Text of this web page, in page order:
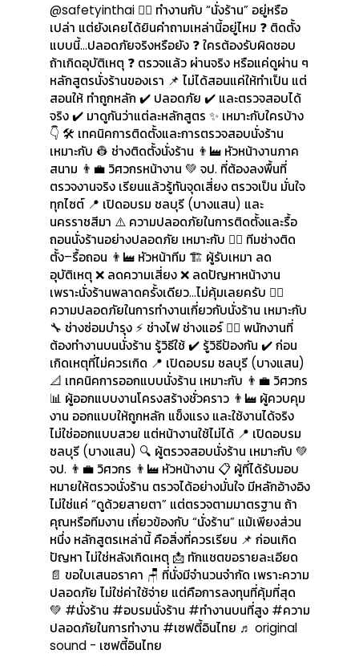
👷‍♀
@safetyinthai👷‍♂️ ทำงานกับ “นั่งร้าน” อยู่หรือ
เปล่า แต่ยังเคยได้ยินคำถามเหล่านี้อยู่ไหม ❓ ติดตั้ง
แบบนี้…ปลอดภัยจริงหรือยัง ❓ ใครต้องรับผิดชอบ
ถ้าเกิดอุบัติเหตุ ❓ ตรวจแล้ว ผ่านจริง หรือแค่ดูผ่าน ๆ
หลักสูตรนั่งร้านของเรา 📌 ไม่ได้สอนแค่ให้ทำเป็น แต่
สอนให้ ทำถูกหลัก ✔️ ปลอดภัย ✔️ และตรวจสอบได้
จริง ✔️ มาดูกันว่าแต่ละหลักสูตร ✨ เหมาะกับใครบ้าง
👇 🛠️ เทคนิคการติดตั้งและการตรวจสอบนั่งร้าน
เหมาะกับ 👷 ช่างติดตั้งนั่งร้าน 👨‍🏭 หัวหน้างานภาค
สนาม 👨‍💼 วิศวกรหน้างาน 💚 จป. ที่ต้องลงพื้นที่
ตรวจงานจริง เรียนแล้วรู้ทันจุดเสี่ยง ตรวจเป็น มั่นใจ
ทุกไซต์ 📍 เปิดอบรม ชลบุรี (บางแสน) และ
นครราชสีมา ⚠️ ความปลอดภัยในการติดตั้งและรื้อ
ถอนนั่งร้านอย่างปลอดภัย เหมาะกับ 👷‍♂️ ทีมช่างติด
ตั้ง–รื้อถอน 👨‍🏭 หัวหน้าทีม 🏗️ ผู้รับเหมา ลด
อุบัติเหตุ ❌ ลดความเสี่ยง ❌ ลดปัญหาหน้างาน
เพราะนั่งร้านพลาดครั้งเดียว…ไม่คุ้มเลยครับ 🧗‍♂️
ความปลอดภัยในการทำงานเกี่ยวกับนั่งร้าน เหมาะกับ
🔧 ช่างซ่อมบำรุง ⚡ ช่างไฟ ช่างแอร์ 👷‍♀️ พนักงานที่
ต้องทำงานบนนั่งร้าน รู้วิธีใช้ ✔️ รู้วิธีป้องกัน ✔️ ก่อน
เกิดเหตุที่ไม่ควรเกิด 📍 เปิดอบรม ชลบุรี (บางแสน)
📐 เทคนิคการออกแบบนั่งร้าน เหมาะกับ 👨‍💼 วิศวกร
📊 ผู้ออกแบบงานโครงสร้างชั่วคราว 👨‍🏭 ผู้ควบคุม
งาน ออกแบบให้ถูกหลัก แข็งแรง และใช้งานได้จริง
ไม่ใช่ออกแบบสวย แต่หน้างานใช้ไม่ได้ 📍 เปิดอบรม
ชลบุรี (บางแสน) 🔍 ผู้ตรวจสอบนั่งร้าน เหมาะกับ 💚
จป. 👨‍💼 วิศวกร 👨‍🏭 หัวหน้างาน 📋 ผู้ที่ได้รับมอบ
หมายให้ตรวจนั่งร้าน ตรวจได้อย่างมั่นใจ มีหลักอ้างอิง
ไม่ใช่แค่ “ดูด้วยสายตา” แต่ตรวจตามมาตรฐาน ถ้า
คุณหรือทีมงาน เกี่ยวข้องกับ “นั่งร้าน” แม้เพียงส่วน
หนึ่ง หลักสูตรเหล่านี้ คือสิ่งที่ควรเรียน 📌 ก่อนเกิด
ปัญหา ไม่ใช่หลังเกิดเหตุ 📩 ทักแชตขอรายละเอียด
📄 ขอใบเสนอราคา 🪑 ที่นั่งมีจำนวนจำกัด เพราะความ
ปลอดภัย ไม่ใช่ค่าใช้จ่าย แต่คือการลงทุนที่คุ้มที่สุด
💚 #นั่งร้าน #อบรมนั่งร้าน #ทำงานบนที่สูง #ความ
ปลอดภัยในการทำงาน #เซฟตี้อินไทย ♬ original
sound - เซฟตี้อินไทย